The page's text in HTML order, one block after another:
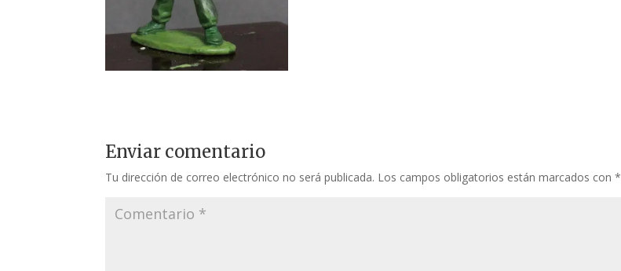
Enviar comentario
Tu dirección de correo electrónico no será publicada. Los campos obligatorios están marcados con*